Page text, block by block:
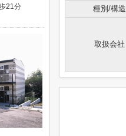
種別/構造
取扱会社
21分